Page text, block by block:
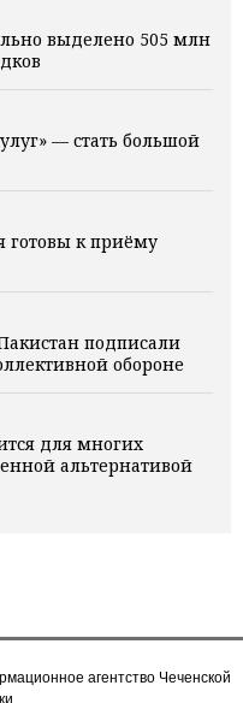
выделено 505 млн
— стать большой
готовы к приёму
подписали
обороне
для многих
альтернативой
агентство Чеченской